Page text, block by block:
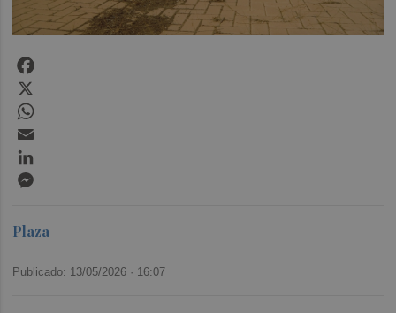
Plaza
Publicado: 13/05/2026 · 16:07